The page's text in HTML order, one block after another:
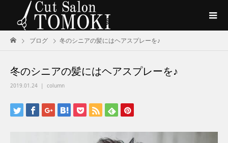
ブログ 冬のシニアの髪にはヘアスプレーを♪
冬のシニアの髪にはヘアスプレーを♪
2019.01.24 column